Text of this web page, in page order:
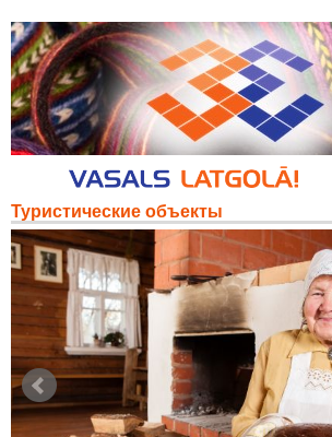
Туристические объекты